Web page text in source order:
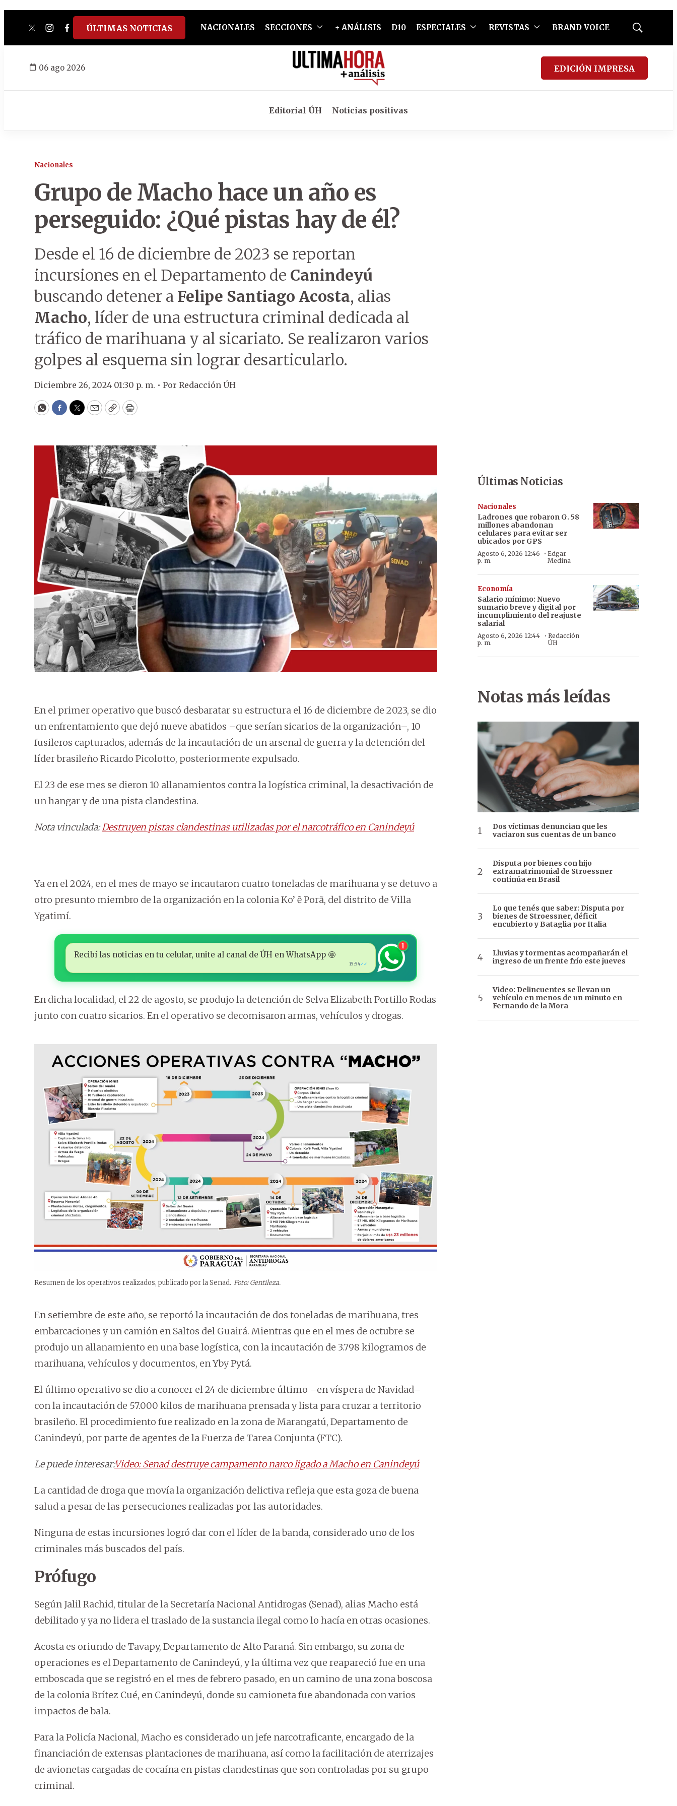
twitterinstagram
facebook
tiktokyoutube
spotify
ÚLTIMAS NOTICIAS NACIONALES SECCIONES + ANÁLISIS D10 ESPECIALES REVISTAS BRAND VOICE
Mostrar
06 ago 2026 EDICIÓN IMPRESA
Editorial ÚH Noticias positivas
Nacionales
Grupo de Macho hace un año es
perseguido: ¿Qué pistas hay de él?
Desde el 16 de diciembre de 2023 se reportan
incursiones en el Departamento de Canindeyú
buscando detener a Felipe Santiago Acosta, alias
Macho, líder de una estructura criminal dedicada al
tráfico de marihuana y al sicariato. Se realizaron varios
golpes al esquema sin lograr desarticularlo.
Diciembre 26, 2024 01:30 p. m. • Por Redacción ÚH
WhatsApp
Facebook
Twitter
EmailCopyPrint
En el primer operativo que buscó desbaratar su estructura el 16 de diciembre de 2023, se dio
un enfrentamiento que dejó nueve abatidos –que serían sicarios de la organización–, 10
fusileros capturados, además de la incautación de un arsenal de guerra y la detención del
líder brasileño Ricardo Picolotto, posteriormente expulsado.
El 23 de ese mes se dieron 10 allanamientos contra la logística criminal, la desactivación de
un hangar y de una pista clandestina.
Nota vinculada:Destruyen pistas clandestinas utilizadas por el narcotráfico en Canindeyú
Ya en el 2024, en el mes de mayo se incautaron cuatro toneladas de marihuana y se detuvo a
otro presunto miembro de la organización en la colonia Ko’ ẽ Porã, del distrito de Villa
Ygatimí.
Recibí las noticias en tu celular, unite al canal de ÚH en WhatsApp 🤩
15:54✓✓
1
En dicha localidad, el 22 de agosto, se produjo la detención de Selva Elizabeth Portillo Rodas
junto con cuatro sicarios. En el operativo se decomisaron armas, vehículos y drogas.
Resumen de los operativos realizados, publicado por la Senad. Foto: Gentileza.
En setiembre de este año, se reportó la incautación de dos toneladas de marihuana, tres
embarcaciones y un camión en Saltos del Guairá. Mientras que en el mes de octubre se
produjo un allanamiento en una base logística, con la incautación de 3.798 kilogramos de
marihuana, vehículos y documentos, en Yby Pytá.
El último operativo se dio a conocer el 24 de diciembre último –en víspera de Navidad–
con la incautación de 57.000 kilos de marihuana prensada y lista para cruzar a territorio
brasileño. El procedimiento fue realizado en la zona de Marangatú, Departamento de
Canindeyú, por parte de agentes de la Fuerza de Tarea Conjunta (FTC).
Le puede interesar:Video: Senad destruye campamento narco ligado a Macho en Canindeyú
La cantidad de droga que movía la organización delictiva refleja que esta goza de buena
salud a pesar de las persecuciones realizadas por las autoridades.
Ninguna de estas incursiones logró dar con el líder de la banda, considerado uno de los
criminales más buscados del país.
Prófugo
Según Jalil Rachid, titular de la Secretaría Nacional Antidrogas (Senad), alias Macho está
debilitado y ya no lidera el traslado de la sustancia ilegal como lo hacía en otras ocasiones.
Acosta es oriundo de Tavapy, Departamento de Alto Paraná. Sin embargo, su zona de
operaciones es el Departamento de Canindeyú, y la última vez que reapareció fue en una
emboscada que se registró en el mes de febrero pasado, en un camino de una zona boscosa
de la colonia Brítez Cué, en Canindeyú, donde su camioneta fue abandonada con varios
impactos de bala.
Para la Policía Nacional, Macho es considerado un jefe narcotraficante, encargado de la
financiación de extensas plantaciones de marihuana, así como la facilitación de aterrizajes
de avionetas cargadas de cocaína en pistas clandestinas que son controladas por su grupo
criminal.
Últimas Noticias
Nacionales
Ladrones que robaron G. 58
millones abandonan
celulares para evitar ser
ubicados por GPS
Agosto 6, 2026 12:46
p. m.
· Edgar
Medina
Economía
Salario mínimo: Nuevo
sumario breve y digital por
incumplimiento del reajuste
salarial
Agosto 6, 2026 12:44
p. m.
· Redacción
ÚH
Notas más leídas
Dos víctimas denuncian que les
vaciaron sus cuentas de un banco
Disputa por bienes con hijo
extramatrimonial de Stroessner
continúa en Brasil
Lo que tenés que saber: Disputa por
bienes de Stroessner, déficit
encubierto y Bataglia por Italia
Lluvias y tormentas acompañarán el
ingreso de un frente frío este jueves
Video: Delincuentes se llevan un
vehículo en menos de un minuto en
Fernando de la Mora